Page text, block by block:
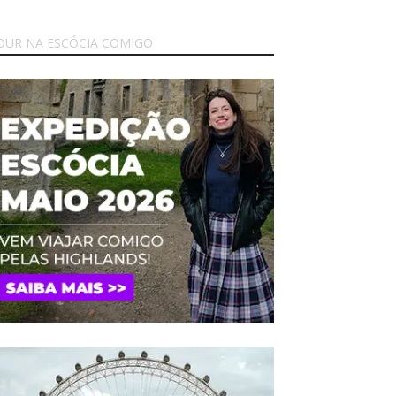
NA ESCÓCIA COMIGO